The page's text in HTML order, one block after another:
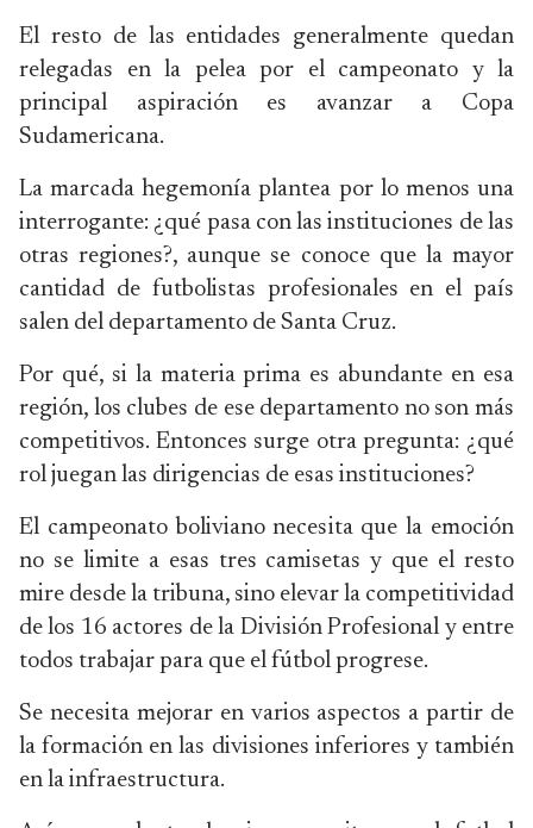
El resto de las entidades generalmente quedan
relegadas en la pelea por el campeonato y la
principal aspiración es avanzar a Copa
Sudamericana.
La marcada hegemonía plantea por lo menos una
interrogante: ¿qué pasa con las instituciones de las
otras regiones?, aunque se conoce que la mayor
cantidad de futbolistas profesionales en el país
salen del departamento de Santa Cruz.
Por qué, si la materia prima es abundante en esa
región, los clubes de ese departamento no son más
competitivos. Entonces surge otra pregunta: ¿qué
rol juegan las dirigencias de esas instituciones?
El campeonato boliviano necesita que la emoción
no se limite a esas tres camisetas y que el resto
mire desde la tribuna, sino elevar la competitividad
de los 16 actores de la División Profesional y entre
todos trabajar para que el fútbol progrese.
Se necesita mejorar en varios aspectos a partir de
la formación en las divisiones inferiores y también
en la infraestructura.